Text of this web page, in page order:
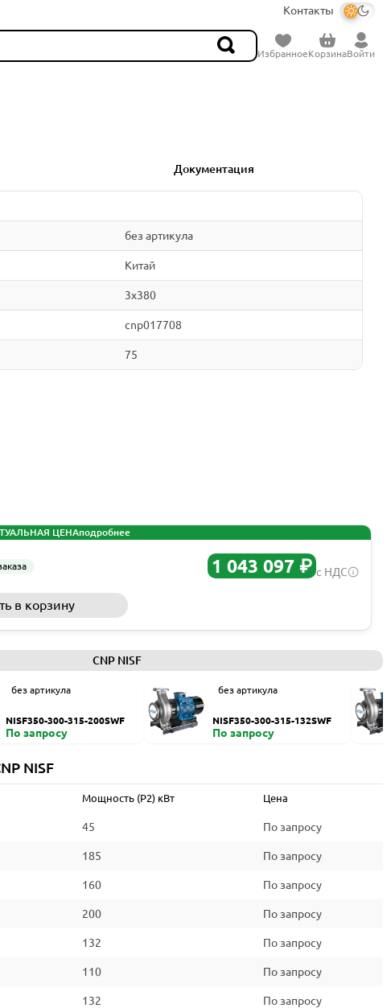
Контакты
ИзбранноеКорзинаВойти
Документация
без артикула
Китай
3x380
cnp017708
75
ЦЕНАподробнее
1 043 097 ₽ с НДС
в корзину
CNP NISF
без артикула
NISF350-300-315-200SWF
По запросу
без артикула
NISF350-300-315-132SWF
По запросу
NISF
Мощность (P2) кВт Цена
45 По запросу
185 По запросу
160 По запросу
200 По запросу
132 По запросу
110 По запросу
132 По запросу